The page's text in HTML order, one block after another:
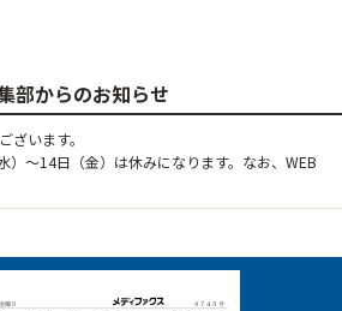
部からのお知らせ
ざいます。
）～14日（金）は休みになります。なお、WEB